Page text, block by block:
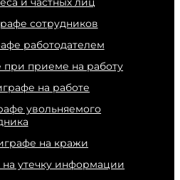
сотрудников
работодателем
приеме на работу
на работе
увольняемого
на кражи
утечку информации